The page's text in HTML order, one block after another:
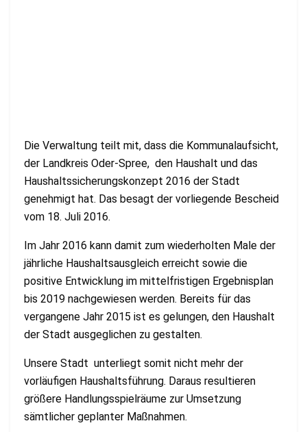
Die Verwaltung teilt mit, dass die Kommunalaufsicht,
der Landkreis Oder-Spree, den Haushalt und das
Haushaltssicherungskonzept 2016 der Stadt
genehmigt hat. Das besagt der vorliegende Bescheid
vom 18. Juli 2016.
Im Jahr 2016 kann damit zum wiederholten Male der
jährliche Haushaltsausgleich erreicht sowie die
positive Entwicklung im mittelfristigen Ergebnisplan
bis 2019 nachgewiesen werden. Bereits für das
vergangene Jahr 2015 ist es gelungen, den Haushalt
der Stadt ausgeglichen zu gestalten.
Unsere Stadt unterliegt somit nicht mehr der
vorläufigen Haushaltsführung. Daraus resultieren
größere Handlungsspielräume zur Umsetzung
sämtlicher geplanter Maßnahmen.